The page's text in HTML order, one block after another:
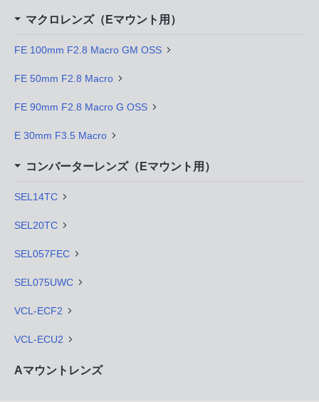
マクロレンズ（Eマウント用）
FE 100mm F2.8 Macro GM OSS
FE 50mm F2.8 Macro
FE 90mm F2.8 Macro G OSS
E 30mm F3.5 Macro
コンバーターレンズ（Eマウント用）
SEL14TC
SEL20TC
SEL057FEC
SEL075UWC
VCL-ECF2
VCL-ECU2
Aマウントレンズ